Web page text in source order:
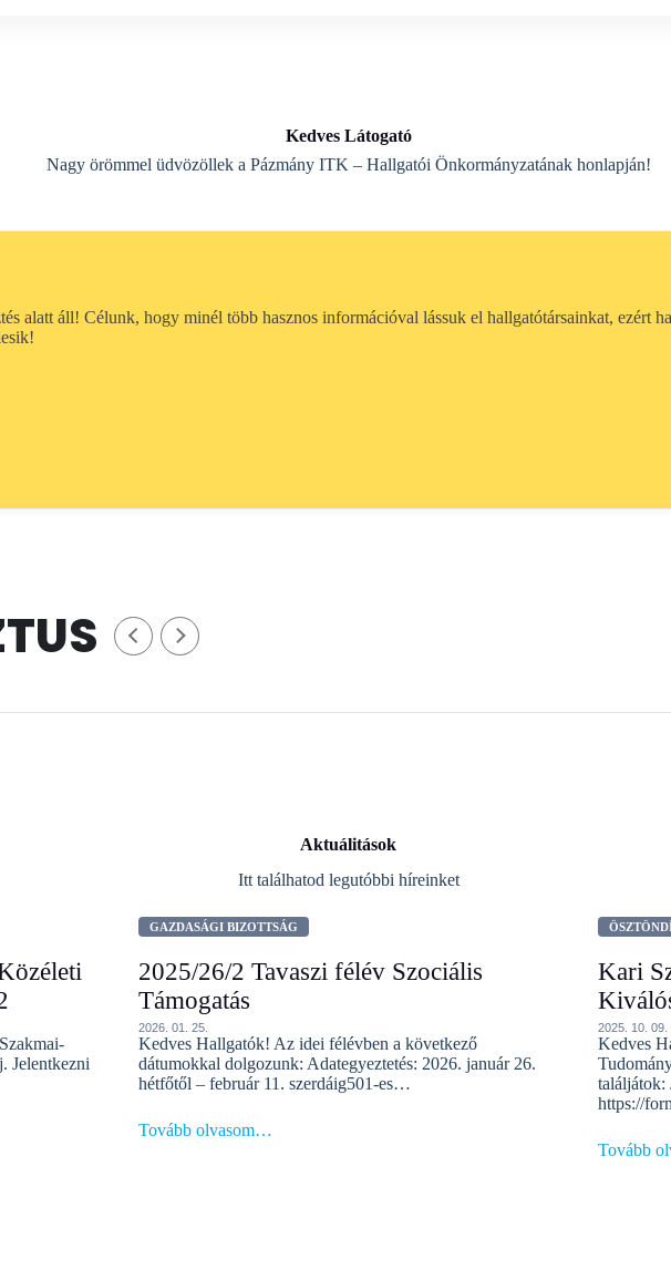
Kedves Látogató
Nagy örömmel üdvözöllek a Pázmány ITK – Hallgatói Önkormányzatának honlapján!
alatt áll! Célunk, hogy minél több hasznos információval lássuk el hallgatótársainkat, ezért
Aktuálitások
Itt találhatod legutóbbi híreinket
Jelentkezni
GAZDASÁGI BIZOTTSÁG
2025/26/2 Tavaszi félév Szociális
Támogatás
2026. 01. 25.
Kedves Hallgatók! Az idei félévben a következő
dátumokkal dolgozunk: Adategyeztetés: 2026. január 26.
hétfőtől – február 11. szerdáig501-es…
Tovább olvasom…
Kari
2025. 10. 09.
Kedves
találjátok:
https://
Tovább